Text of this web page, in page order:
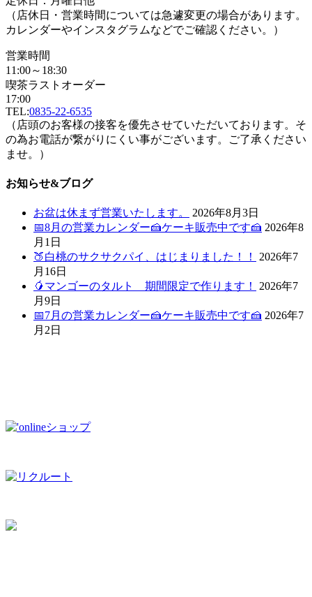
（店休日・営業時間については急遽変更の場合があります。
カレンダーやインスタグラムなどでご確認ください。）
営業時間
11:00～18:30
喫茶ラストオーダー
17:00
TEL:0835-22-6535
（店頭のお客様の接客を優先させていただいております。そ
の為お電話が繋がりにくい事がございます。ご了承ください
ませ。）
お知らせ&ブログ
お盆は休まず営業いたします。
2026年8月3日
📅8月の営業カレンダー🍰ケーキ販売中です🍰 2026年8
月1日
🍑白桃のサクサクパイ、はじまりました！！
2026年7
月16日
🥭マンゴーのタルト 期間限定で作ります！
2026年7
月9日
📅7月の営業カレンダー🍰ケーキ販売中です🍰 2026年7
月2日